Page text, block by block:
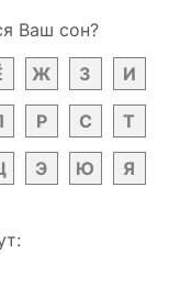
Ваш сон?
Ж З И
Р С Т
Э Ю Я